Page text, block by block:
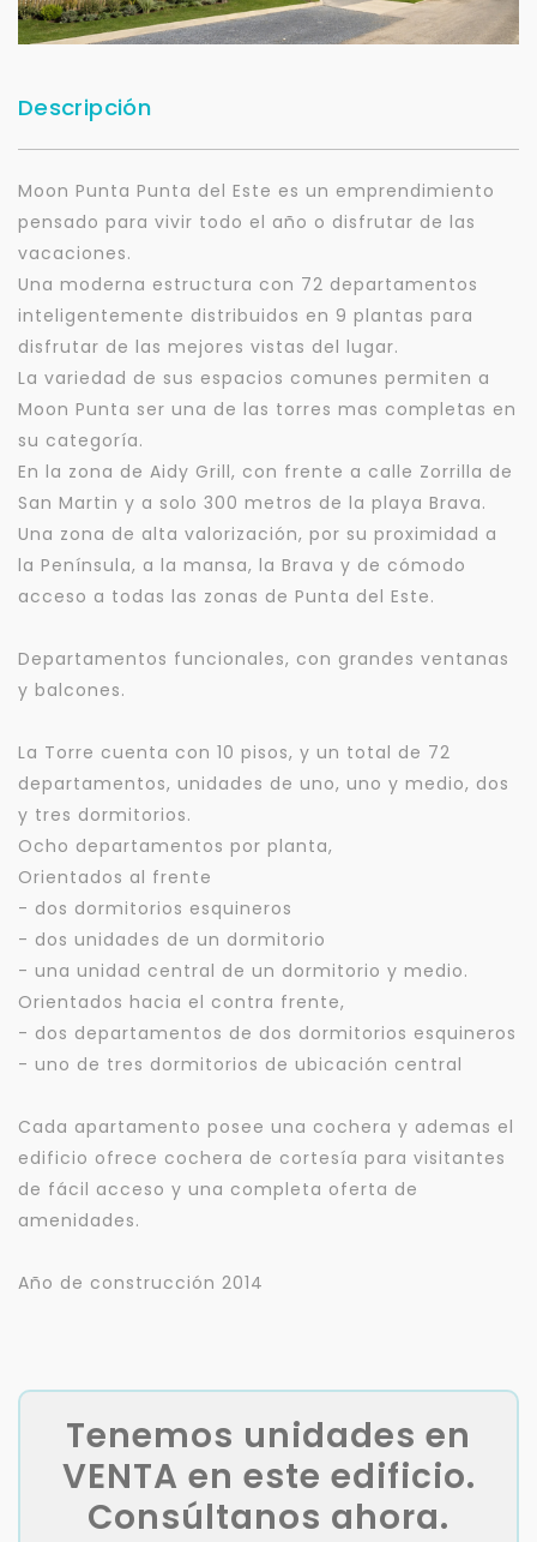
Descripción
Moon Punta Punta del Este es un emprendimiento
pensado para vivir todo el año o disfrutar de las
vacaciones.
Una moderna estructura con 72 departamentos
inteligentemente distribuidos en 9 plantas para
disfrutar de las mejores vistas del lugar.
La variedad de sus espacios comunes permiten a
Moon Punta ser una de las torres mas completas en
su categoría.
En la zona de Aidy Grill, con frente a calle Zorrilla de
San Martin y a solo 300 metros de la playa Brava.
Una zona de alta valorización, por su proximidad a
la Península, a la mansa, la Brava y de cómodo
acceso a todas las zonas de Punta del Este.
Departamentos funcionales, con grandes ventanas
y balcones.
La Torre cuenta con 10 pisos, y un total de 72
departamentos, unidades de uno, uno y medio, dos
y tres dormitorios.
Ocho departamentos por planta,
Orientados al frente
- dos dormitorios esquineros
- dos unidades de un dormitorio
- una unidad central de un dormitorio y medio.
Orientados hacia el contra frente,
- dos departamentos de dos dormitorios esquineros
- uno de tres dormitorios de ubicación central
Cada apartamento posee una cochera y ademas el
edificio ofrece cochera de cortesía para visitantes
de fácil acceso y una completa oferta de
amenidades.
Año de construcción 2014
Tenemos unidades en
VENTA en este edificio.
Consúltanos ahora.